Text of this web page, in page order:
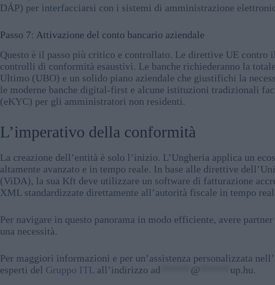
DÁP) per interfacciarsi con i sistemi di amministrazione
Passo 7: Attivazione del conto bancario aziendale
Questo è il passo più critico e controllato. Le direttive UE
controlli di conformità esaustivi. Le banche richiederanno la
Ultimo (UBO) e un solido piano aziendale che giustifichi la
le moderne banche digital-first e alcune istituzioni tradizionali
(eKYC) per gli amministratori non residenti.
L’imperativo della conformità
La creazione dell’entità è solo l’inizio. L’Ungheria applica un
altamente avanzato e in tempo reale. In base alle direttive
(ViDA), la sua Kft deve utilizzare un software di fatturazione
XML standardizzate direttamente all’autorità fiscale in tempo
Per navigare in questo panorama in modo efficiente, avere
una necessità.
Per maggiori informazioni e per un’assistenza personalizzata
esperti del Gruppo ITL all’indirizzo ad @ up.hu.